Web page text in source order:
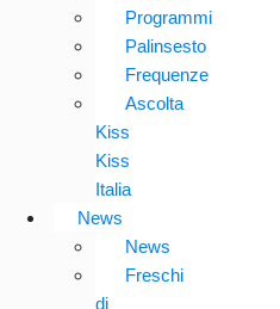
Programmi
Palinsesto
Frequenze
Ascolta
Kiss
Kiss
Italia
News
News
Freschi
di